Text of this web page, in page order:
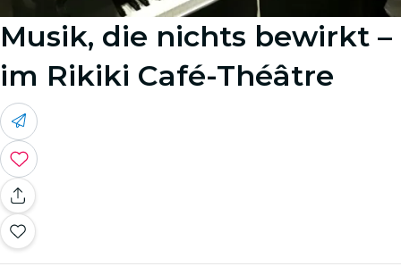
Musik, die nichts bewirkt –
im Rikiki Café-Théâtre